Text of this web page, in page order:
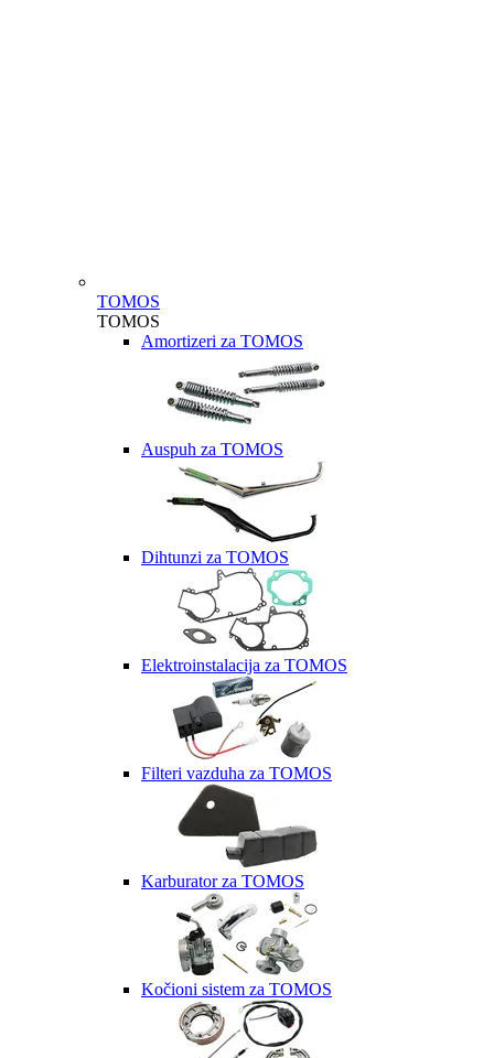
TOMOS
TOMOS
Amortizeri za TOMOS
Auspuh za TOMOS
Dihtunzi za TOMOS
Elektroinstalacija za TOMOS
Filteri vazduha za TOMOS
Karburator za TOMOS
Kočioni sistem za TOMOS